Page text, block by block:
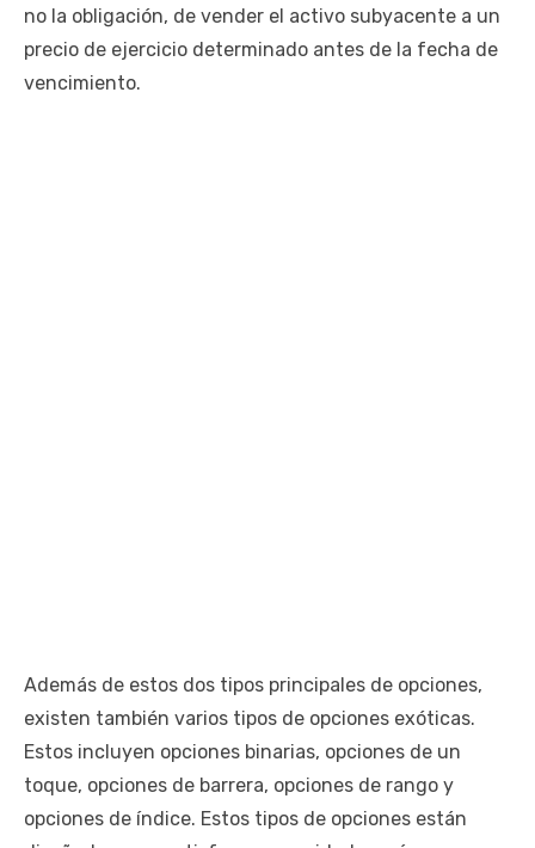
no la obligación, de vender el activo subyacente a un
precio de ejercicio determinado antes de la fecha de
vencimiento.
Además de estos dos tipos principales de opciones,
existen también varios tipos de opciones exóticas.
Estos incluyen opciones binarias, opciones de un
toque, opciones de barrera, opciones de rango y
opciones de índice. Estos tipos de opciones están